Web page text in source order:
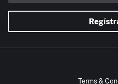
Terms &